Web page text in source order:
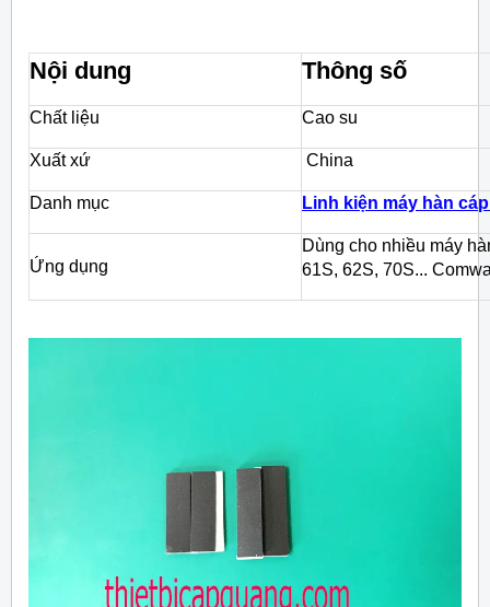
Nội dung Thông số
Chất liệu Cao su
Xuất xứ China
Danh mục Linh kiện máy hàn
Ứng dụng
Dùng cho nhiều máy
61S, 62S, 70S...